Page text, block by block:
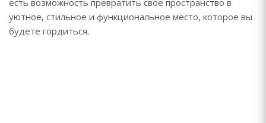
есть возможность превратить свое пространство в
уютное, стильное и функциональное место, которое вы
будете гордиться.